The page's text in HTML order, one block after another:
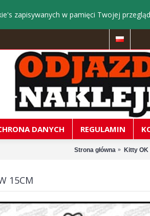
zapisywanych w pamięci Twojej
DANYCH REGULAMIN
Strona główna Kitty OK
15CM